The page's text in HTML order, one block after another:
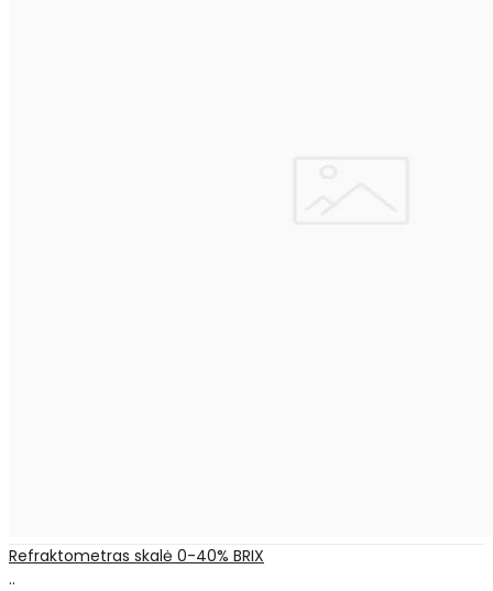
Refraktometras skalė 0-40% BRIX
..